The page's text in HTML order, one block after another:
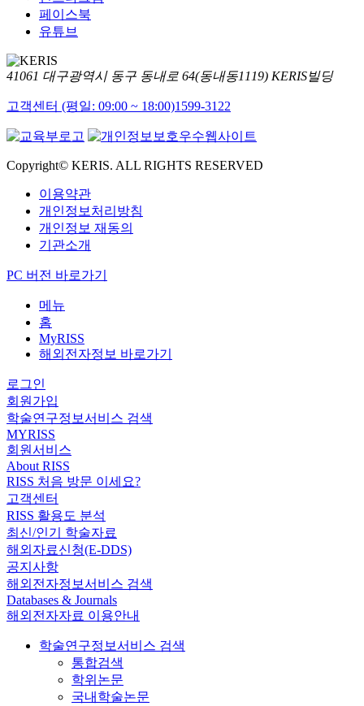
페이스북
유튜브
41061 대구광역시 동구 동내로 64(동내동1119) KERIS빌딩
고객센터 (평일: 09:00 ~ 18:00)1599-3122
Copyright© KERIS. ALL RIGHTS RESERVED
이용약관
개인정보처리방침
개인정보 재동의
기관소개
PC 버전 바로가기
메뉴
홈
MyRISS
해외전자정보 바로가기
로그인
회원가입
학술연구정보서비스 검색
MYRISS
회원서비스
About RISS
RISS 처음 방문 이세요?
고객센터
RISS 활용도 분석
최신/인기 학술자료
해외자료신청(E-DDS)
공지사항
해외전자정보서비스 검색
Databases & Journals
해외전자자료 이용안내
학술연구정보서비스 검색
통합검색
학위논문
국내학술논문